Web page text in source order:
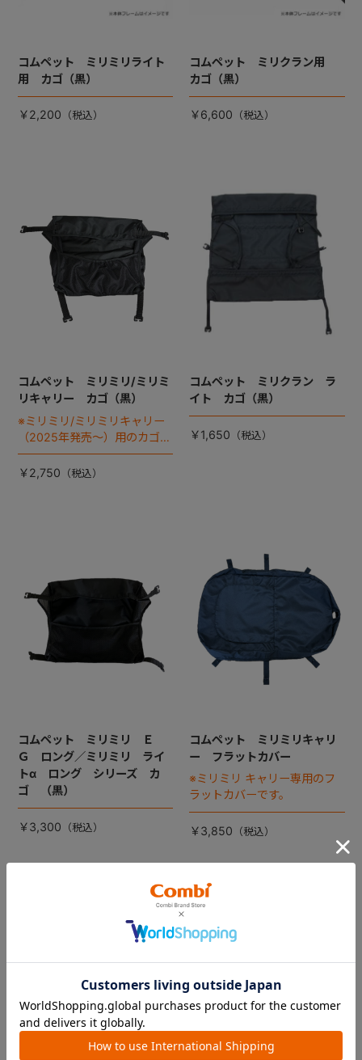
コムペット ミリミリライト
用 カゴ（黒）
￥2,200
コムペット ミリクラン用
カゴ（黒）
￥6,600
コムペット ミリミリ/ミリミ
リキャリー カゴ（黒）
※ミリミリ/ミリミリキャリー
（2025年発売～）用のカゴで
す。
￥2,750
コムペット ミリクラン ラ
イト カゴ（黒）
￥1,650
コムペット ミリミリ Ｅ
Ｇ ロング／ミリミリ ライ
トα ロング シリーズ カ
ゴ （黒）
￥3,300
コムペット ミリミリキャリ
ー フラットカバー
※ミリミリ キャリー専用のフ
ラットカバーです。
￥3,850